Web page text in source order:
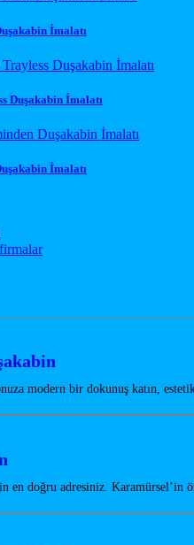
İmalatı
Duşakabin İmalatı
İmalatı
modern bir dokunuş katın,
en doğru adresiniz. Karamürsel’in